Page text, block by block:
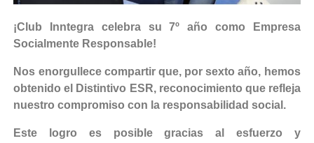
¡Club Inntegra celebra su 7º año como Empresa
Socialmente Responsable!
Nos enorgullece compartir que, por sexto año, hemos
obtenido el Distintivo ESR, reconocimiento que refleja
nuestro compromiso con la responsabilidad social.
Este logro es posible gracias al esfuerzo y